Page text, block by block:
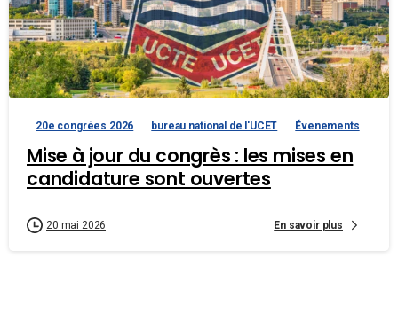
20e congrées 2026 bureau national de l'UCET Évenements
Mise à jour du congrès : les mises en
candidature sont ouvertes
20 mai 2026 En savoir plus